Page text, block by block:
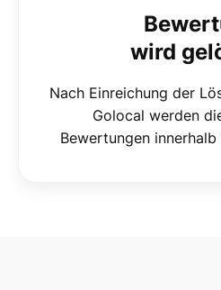
wird
Nach Einreichung der
Golocal werden
Bewertungen